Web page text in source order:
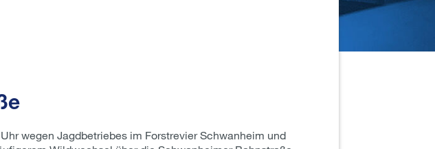
wegen Jagdbetriebes im Forstrevier Schwanheim und